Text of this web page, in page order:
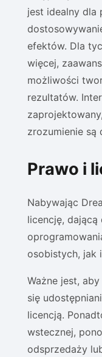
jest idealny dla
efektów. Dla
więcej,
możliwości
rezultatów.
zrozumienie są
Prawo i
Nabywając
licencję,
osobistych, jak
Ważne jest,
się
licencją.
wstecznej,
odsprzedaży